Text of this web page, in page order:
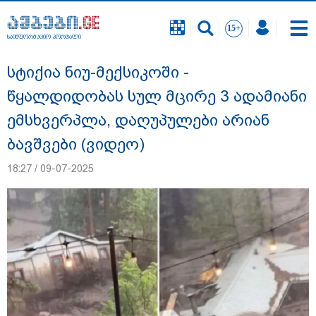
საინფორმაციო პორტალი
"ფოტოსურათი, რომელზეც ახლა
ვისაუბრებ, ნია იმნაძის ერთ-ერთმა
მეგობარმა გამომიგზავნა..." - ეკა
კუპატაძე
საინფორმაციო პორტალი
სტიქია ნიუ-მექსიკოში -
წყალდიდობას სულ მცირე 3 ადამიანი
ემსხვერპლა, დაღუპულები არიან
ბავშვები (ვიდეო)
18:27 / 09-07-2025